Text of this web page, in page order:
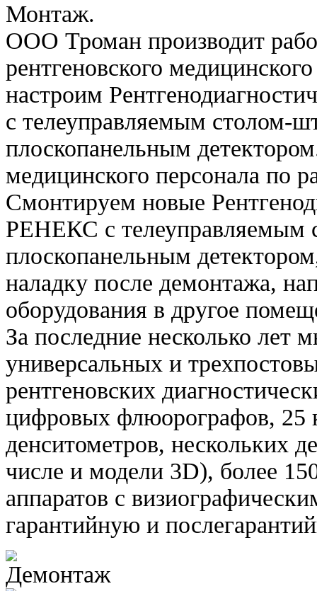
Монтаж.
ООО Троман производит
рентгеновского
настроим
с телеуправляемым столом-
плоскопанельным
медицинского персонала по
Смонтируем новые
РЕНЕКС с телеуправляемым
плоскопанельным
наладку после демонтажа,
оборудования в другое
За последние несколько лет
универсальных и
рентгеновских
цифровых флюорографов, 25
денситометров, нескольких
числе и модели 3D), более
аппаратов с
гарантийную и